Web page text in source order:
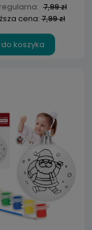
7,99 zł
cena:7,99 zł
do koszyka